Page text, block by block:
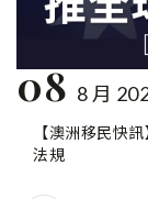
08 8 月
【澳洲移民快
法規